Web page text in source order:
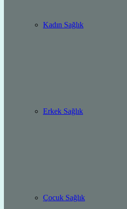
Kadın Sağlık
Erkek Sağlık
Çocuk Sağlık